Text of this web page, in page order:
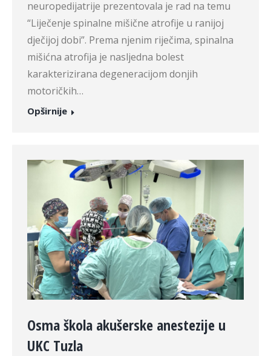
neuropedijatrije prezentovala je rad na temu
“Liječenje spinalne mišične atrofije u ranijoj
dječijoj dobi”. Prema njenim riječima, spinalna
mišićna atrofija je nasljedna bolest
karakterizirana degeneracijom donjih
motoričkih…
Opširnije
Osma škola akušerske anestezije u
UKC Tuzla